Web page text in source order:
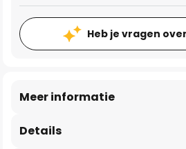
Heb je vragen
Details
Meer informatie